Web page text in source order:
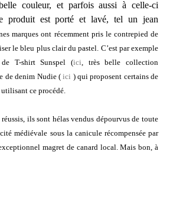
couleur, et parfois aussi à celle-ci
produit est porté et lavé, tel un jean
marques ont récemment pris le contrepied de
le bleu plus clair du pastel. C’est par exemple
T-shirt Sunspel (ici , très belle collection
de denim Nudie (ici ) qui proposent certains de
ce procédé.
ils sont hélas vendus dépourvus de toute
médiévale sous la canicule récompensée par
magret de canard local. Mais bon, à